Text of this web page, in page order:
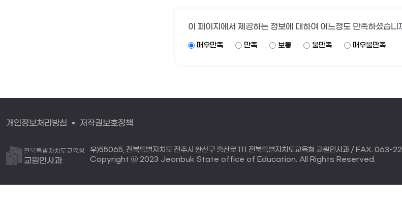
이 페이지에서 제공하는 정보에 대하여 어느정도 만족하셨습니
매우만족 만족 보통 불만족 매우불만족
개인정보처리방침 저작권보호정책
전북특별자치도교육청
교원인사과
우)55065, 전북특별자치도 전주시 완산구 홍산로 111 전북특별자치도교육청 교원인사과 / FAX.
Copyright ⓒ 2023 Jeonbuk State office of Education. All Rights Reserved.